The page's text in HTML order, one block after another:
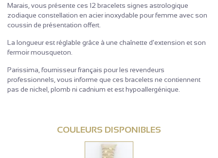
Marais, vous présente ces 12 bracelets signes astrologique
zodiaque constellation en acier inoxydable pour femme avec son
coussin de présentation offert.
La longueur est réglable grâce à une chaînette d'extension et son
fermoir mousqueton.
Parissima, fournisseur français pour les revendeurs
professionnels, vous informe que ces bracelets ne contiennent
pas de nickel, plomb ni cadnium et est hypoallergénique.
COULEURS DISPONIBLES